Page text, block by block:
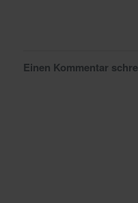
Einen Kommentar